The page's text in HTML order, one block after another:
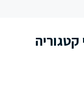
קטגוריה